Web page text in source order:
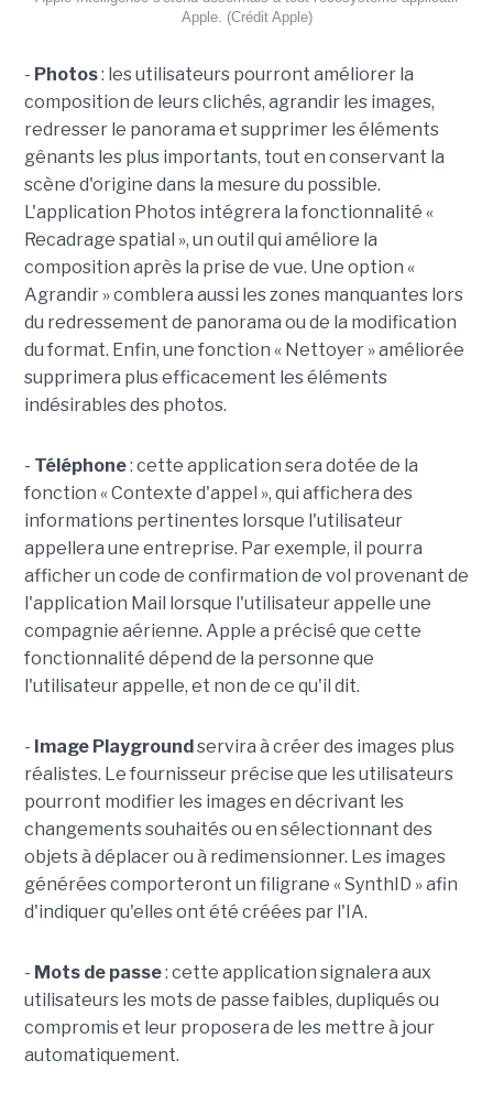
Apple. (Crédit Apple)
- Photos: les utilisateurs pourront améliorer la
composition de leurs clichés, agrandir les images,
redresser le panorama et supprimer les éléments
gênants les plus importants, tout en conservant la
scène d'origine dans la mesure du possible.
L'application Photos intégrera la fonctionnalité «
Recadrage spatial », un outil qui améliore la
composition après la prise de vue. Une option «
Agrandir » comblera aussi les zones manquantes lors
du redressement de panorama ou de la modification
du format. Enfin, une fonction « Nettoyer » améliorée
supprimera plus efficacement les éléments
indésirables des photos.
- Téléphone: cette application sera dotée de la
fonction « Contexte d'appel », qui affichera des
informations pertinentes lorsque l'utilisateur
appellera une entreprise. Par exemple, il pourra
afficher un code de confirmation de vol provenant de
l'application Mail lorsque l'utilisateur appelle une
compagnie aérienne. Apple a précisé que cette
fonctionnalité dépend de la personne que
l'utilisateur appelle, et non de ce qu'il dit.
- Image Playgroundservira à créer des images plus
réalistes. Le fournisseur précise que les utilisateurs
pourront modifier les images en décrivant les
changements souhaités ou en sélectionnant des
objets à déplacer ou à redimensionner. Les images
générées comporteront un filigrane « SynthID » afin
d'indiquer qu'elles ont été créées par l'IA.
- Mots de passe: cette application signalera aux
utilisateurs les mots de passe faibles, dupliqués ou
compromis et leur proposera de les mettre à jour
automatiquement.